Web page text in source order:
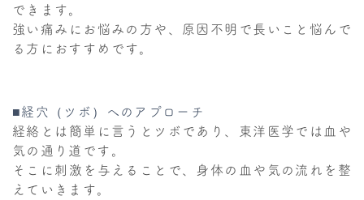
できます。
強い痛みにお悩みの方や、原因不明で長いこと悩んで
る方におすすめです。
■経穴（ツボ）へのアプローチ
経絡とは簡単に言うとツボであり、東洋医学では血や
気の通り道です。
そこに刺激を与えることで、身体の血や気の流れを整
えていきます。